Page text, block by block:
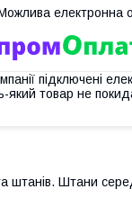
підключені
який товар не
штанів. Штани